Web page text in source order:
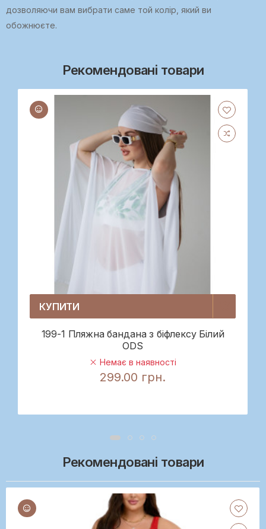
дозволяючи вам вибрати саме той колір, який ви
обожнюєте.
Рекомендовані товари
КУПИТИ
199-1 Пляжна бандана з біфлексу Білий
ODS
Немає в наявності
299.00 грн.
Рекомендовані товари